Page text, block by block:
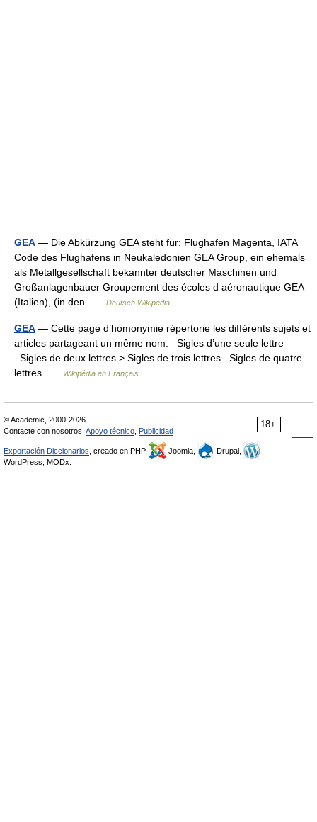
GEA — Die Abkürzung GEA steht für: Flughafen Magenta, IATA
Code des Flughafens in Neukaledonien GEA Group, ein ehemals
als Metallgesellschaft bekannter deutscher Maschinen und
Großanlagenbauer Groupement des écoles d aéronautique GEA
(Italien), (in den …
Deutsch Wikipedia
GEA — Cette page d’homonymie répertorie les différents sujets et
articles partageant un même nom. Sigles d’une seule lettre
Sigles de deux lettres > Sigles de trois lettres Sigles de quatre
lettres …
Wikipédia en Français
18+
© Academic, 2000-2026
Contacte con nosotros: Apoyo técnico Publicidad
Exportación Diccionarios , creado en PHP, Joomla,
Drupal,
WordPress, MODx.